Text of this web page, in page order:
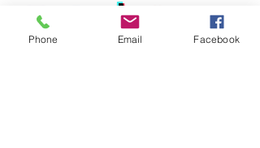
Phone Email Facebook